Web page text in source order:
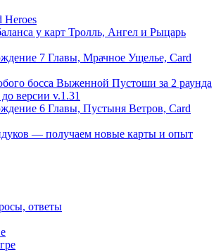
Heroes
у карт Тролль, Ангел и Рыцарь
7 Главы, Мрачное Ущелье, Card
босса Выженной Пустоши за 2 раунда
версии v.1.31
6 Главы, Пустыня Ветров, Card
— получаем новые карты и опыт
ответы